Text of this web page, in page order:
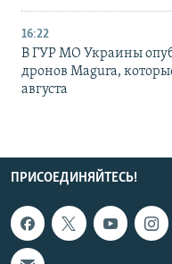
16:22
В ГУР МО Украины
дронов Magura,
августа
ПРИСОЕДИНЯЙТЕСЬ!